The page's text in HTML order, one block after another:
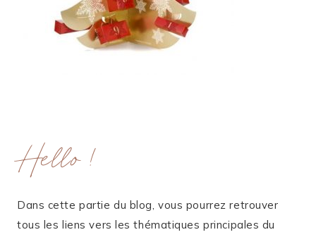
Hello !
Dans cette partie du blog, vous pourrez retrouver
tous les liens vers les thématiques principales du